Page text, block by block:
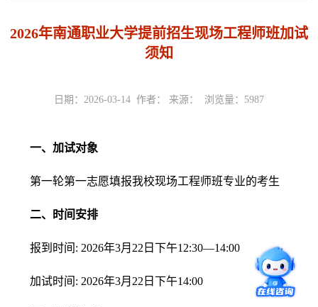
2026年南通职业大学提前招生现场工程师班加试
须知
日期：2026-03-14 作者： 来源： 浏览量： 5987
一、加试对象
第一轮第一志愿填报我校现场工程师班专业的考生
二、时间安排
报到时间: 2026年3月22日下午12:30—14:00
加试时间: 2026年3月22日下午14:00